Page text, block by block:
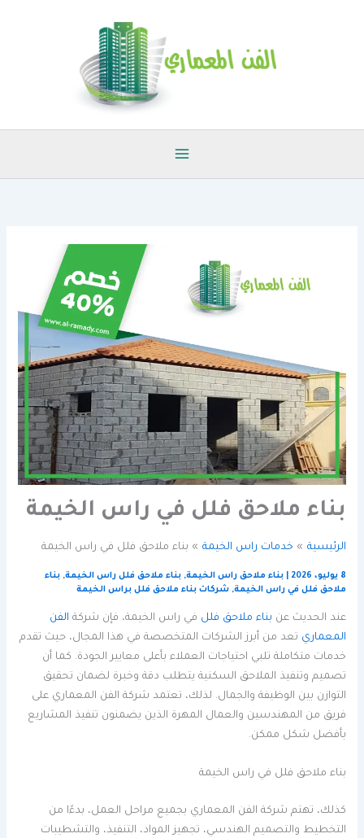
بناء ملاحق فلل في راس الخيمة
الرئيسية خدمات راس الخيمة بناء ملاحق فلل في راس الخيمة
8 يوليو، 2026 |بناء ملاحق راس الخيمة,بناء ملاحق فلل راس الخيمة,بناء
ملاحق فلل في راس الخيمة,شركات بناء ملاحق فلل براس الخيمة
عند الحديث عن بناء ملاحق فلل في راس الخيمة، فإن شركة الفن
المعماري تعد من أبرز الشركات المتخصصة في هذا المجال، حيث تقدم
خدمات متكاملة تلبي احتياجات العملاء بأعلى معايير الجودة. كما أن
تصميم وتنفيذ الملاحق السكنية يتطلب دقة وخبرة لضمان تحقيق
التوازن بين الوظيفة والجمال. لذلك، تعتمد شركة الفن المعماري على
فريق من المهندسين والعمال المهرة الذين يضمنون تنفيذ المشاريع
بأفضل شكل ممكن.
بناء ملاحق فلل في راس الخيمة
كذلك، تهتم شركة الفن المعماري بجميع مراحل العمل، بدءًا من
التخطيط والتصميم الهندسي، تجهيز المواد، التنفيذ، والتشطيبات